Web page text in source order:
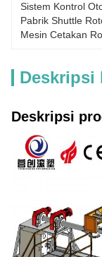
Sistem Kontrol
Pabrik Shuttle
Mesin Cetakan
Deskripsi
Deskripsi